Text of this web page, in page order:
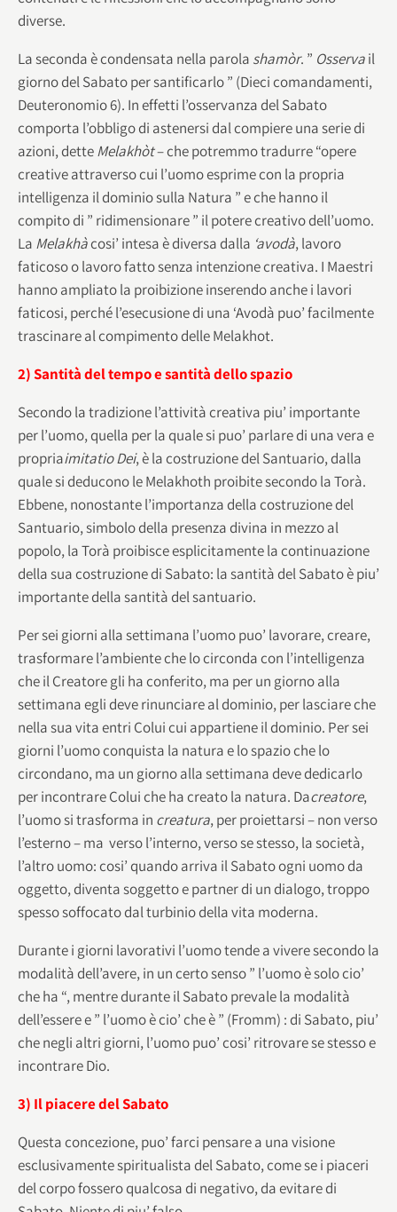
diverse.
La seconda è condensata nella parola shamòr. ” Osservail
giorno del Sabato per santificarlo ” (Dieci comandamenti,
Deuteronomio 6). In effetti l’osservanza del Sabato
comporta l’obbligo di astenersi dal compiere una serie di
azioni, detteMelakhòt– che potremmo tradurre “opere
creative attraverso cui l’uomo esprime con la propria
intelligenza il dominio sulla Natura ” e che hanno il
compito di ” ridimensionare ” il potere creativo dell’uomo.
La Melakhàcosi’ intesa è diversa dalla ‘avodà, lavoro
faticoso o lavoro fatto senza intenzione creativa. I Maestri
hanno ampliato la proibizione inserendo anche i lavori
faticosi, perché l’esecusione di una ‘Avodà puo’ facilmente
trascinare al compimento delle Melakhot.
2) Santità del tempo e santità dello spazio
Secondo la tradizione l’attività creativa piu’ importante
per l’uomo, quella per la quale si puo’ parlare di una vera e
propriaimitatio Dei, è la costruzione del Santuario, dalla
quale si deducono le Melakhoth proibite secondo la Torà.
Ebbene, nonostante l’importanza della costruzione del
Santuario, simbolo della presenza divina in mezzo al
popolo, la Torà proibisce esplicitamente la continuazione
della sua costruzione di Sabato: la santità del Sabato è piu’
importante della santità del santuario.
Per sei giorni alla settimana l’uomo puo’ lavorare, creare,
trasformare l’ambiente che lo circonda con l’intelligenza
che il Creatore gli ha conferito, ma per un giorno alla
settimana egli deve rinunciare al dominio, per lasciare che
nella sua vita entri Colui cui appartiene il dominio. Per sei
giorni l’uomo conquista la natura e lo spazio che lo
circondano, ma un giorno alla settimana deve dedicarlo
per incontrare Colui che ha creato la natura. Dacreatore,
l’uomo si trasforma in creatura, per proiettarsi – non verso
l’esterno – ma verso l’interno, verso se stesso, la società,
l’altro uomo: cosi’ quando arriva il Sabato ogni uomo da
oggetto, diventa soggetto e partner di un dialogo, troppo
spesso soffocato dal turbinio della vita moderna.
Durante i giorni lavorativi l’uomo tende a vivere secondo la
modalità dell’avere, in un certo senso ” l’uomo è solo cio’
che ha “, mentre durante il Sabato prevale la modalità
dell’essere e ” l’uomo è cio’ che è ” (Fromm) : di Sabato, piu’
che negli altri giorni, l’uomo puo’ cosi’ ritrovare se stesso e
incontrare Dio.
3) Il piacere del Sabato
Questa concezione, puo’ farci pensare a una visione
esclusivamente spiritualista del Sabato, come se i piaceri
del corpo fossero qualcosa di negativo, da evitare di